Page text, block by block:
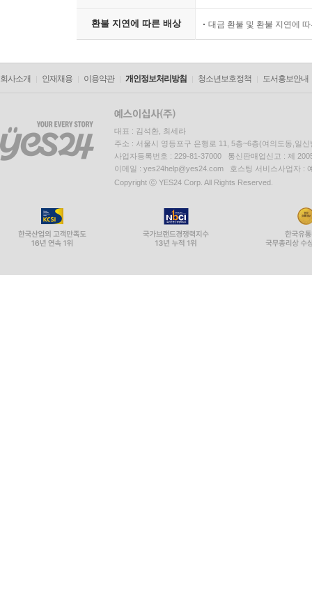
환불 지연에 따른 배상 대금 환불 및 환불 지연에
회사소개 인재채용 이용약관 개인정보처리방침 청소년보호정책 도서홍보안내
대표 : 김석환, 최세라
주소 : 서울시 영등포구 은행로 11, 5층~6층(여의도동,일신
사업자등록번호 : 229-81-37000 통신판매업신고 : 제
이메일 : yes24help@yes24.com 호스팅 서비스사업자 :
Copyright ⓒ YES24 Corp. All Rights Reserved.